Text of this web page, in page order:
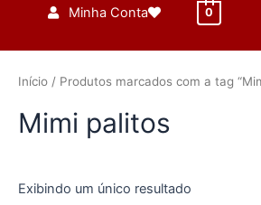
Minha Conta 0
Início / Produtos marcados com a tag
Mimi palitos
Exibindo um único resultado